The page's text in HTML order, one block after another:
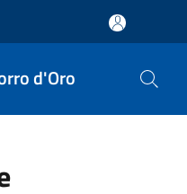
d'Oro